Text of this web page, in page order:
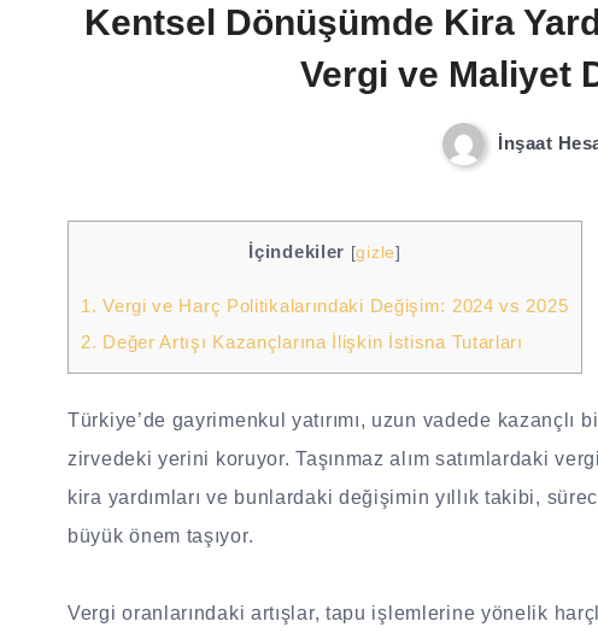
Kentsel Dönüşümde Kira
Vergi ve Maliyet
İnşaat
İçindekiler [gizle]
1. Vergi ve Harç Politikalarındaki Değişim: 2024 vs 2025
2. Değer Artışı Kazançlarına İlişkin İstisna Tutarları
Türkiye’de gayrimenkul yatırımı, uzun vadede kazançlı
zirvedeki yerini koruyor. Taşınmaz alım satımlardaki
kira yardımları ve bunlardaki değişimin yıllık takibi,
büyük önem taşıyor.
Vergi oranlarındaki artışlar, tapu işlemlerine yönelik